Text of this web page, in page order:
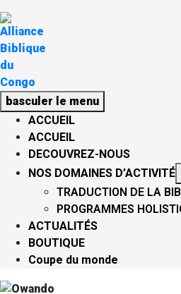
basculer le menu
ACCUEIL
ACCUEIL
DECOUVREZ-NOUS
NOS DOMAINES D’ACTIVITÉ
TRADUCTION DE LA
PROGRAMMES
ACTUALITÉS
BOUTIQUE
Coupe du monde